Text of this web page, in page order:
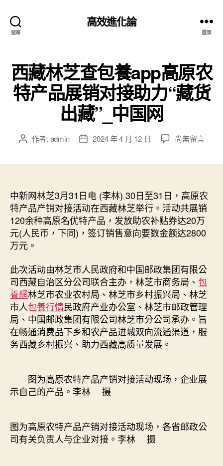
搜尋
高效進化論
選單
西藏林芝查包養app高原农
特产品展销对接助力“藏货
出藏”_中国网
文 作者: admin
文
期
2024 年 4 月 12 日
在
查
包
養
app
高
特
产
品
展
销
对
接
货
中
国
尚無留言
中新网林芝3月31日电 (李林) 30日至31日，高原农
特产品产销对接活动在西藏林芝举行。活动共展销
120余种高原名优特产品，发放助农补贴券达20万
元(人民币，下同)，签订销售意向要数金额达2800
万元。
此次活动由林芝市人民政府和中国邮政集团有限公
司西藏自治区分公司联合主办，林芝市商务局、 包
養網林芝市农业农村局、林芝市乡村振兴局、林芝
市人包養行情民政府产业办公室、林芝市邮政管理
局、中国邮政集团有限公司林芝市分公司承办。旨
在畅通消费品下乡和农产品进城双向流通渠道，服
务西藏乡村振兴、助力西藏高质量发展。
图为高原农特产品产销对接活动现场，企业展
示自己的产品。李林 摄
图为高原农特产品产销对接活动现场，各省邮政公
司有关负责人与企业对接。李林 摄